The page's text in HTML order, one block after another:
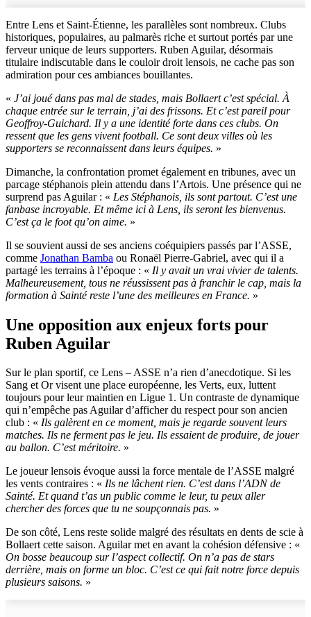
Entre Lens et Saint-Étienne, les parallèles sont nombreux. Clubs
historiques, populaires, au palmarès riche et surtout portés par une
ferveur unique de leurs supporters. Ruben Aguilar, désormais
titulaire indiscutable dans le couloir droit lensois, ne cache pas son
admiration pour ces ambiances bouillantes.
« J’ai joué dans pas mal de stades, mais Bollaert c’est spécial. À
chaque entrée sur le terrain, j’ai des frissons. Et c’est pareil pour
Geoffroy-Guichard. Il y a une identité forte dans ces clubs. On
ressent que les gens vivent football. Ce sont deux villes où les
supporters se reconnaissent dans leurs équipes. »
Dimanche, la confrontation promet également en tribunes, avec un
parcage stéphanois plein attendu dans l’Artois. Une présence qui ne
surprend pas Aguilar : « Les Stéphanois, ils sont partout. C’est une
fanbase incroyable. Et même ici à Lens, ils seront les bienvenus.
C’est ça le foot qu’on aime. »
Il se souvient aussi de ses anciens coéquipiers passés par l’ASSE,
comme Jonathan Bamba ou Ronaël Pierre-Gabriel, avec qui il a
partagé les terrains à l’époque : « Il y avait un vrai vivier de talents.
Malheureusement, tous ne réussissent pas à franchir le cap, mais la
formation à Sainté reste l’une des meilleures en France. »
Une opposition aux enjeux forts pour
Ruben Aguilar
Sur le plan sportif, ce Lens – ASSE n’a rien d’anecdotique. Si les
Sang et Or visent une place européenne, les Verts, eux, luttent
toujours pour leur maintien en Ligue 1. Un contraste de dynamique
qui n’empêche pas Aguilar d’afficher du respect pour son ancien
club : « Ils galèrent en ce moment, mais je regarde souvent leurs
matches. Ils ne ferment pas le jeu. Ils essaient de produire, de jouer
au ballon. C’est méritoire. »
Le joueur lensois évoque aussi la force mentale de l’ASSE malgré
les vents contraires : « Ils ne lâchent rien. C’est dans l’ADN de
Sainté. Et quand t’as un public comme le leur, tu peux aller
chercher des forces que tu ne soupçonnais pas. »
De son côté, Lens reste solide malgré des résultats en dents de scie à
Bollaert cette saison. Aguilar met en avant la cohésion défensive : «
On bosse beaucoup sur l’aspect collectif. On n’a pas de stars
derrière, mais on forme un bloc. C’est ce qui fait notre force depuis
plusieurs saisons. »